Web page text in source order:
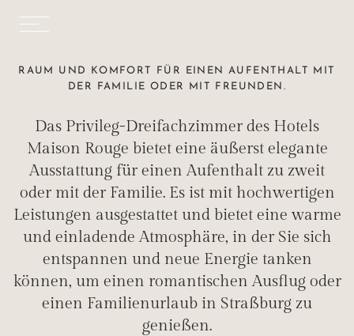
RAUM UND KOMFORT FÜR EINEN AUFENTHALT MIT
DER FAMILIE ODER MIT FREUNDEN.
Das Privileg-Dreifachzimmer des Hotels
Maison Rouge bietet eine äußerst elegante
Ausstattung für einen Aufenthalt zu zweit
oder mit der Familie. Es ist mit hochwertigen
Leistungen ausgestattet und bietet eine warme
und einladende Atmosphäre, in der Sie sich
entspannen und neue Energie tanken
können, um einen romantischen Ausflug oder
einen Familienurlaub in Straßburg zu
genießen.